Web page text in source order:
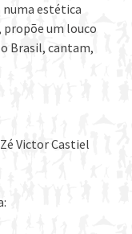
numa estética
propõe um louco
Brasil, cantam,
Victor Castiel